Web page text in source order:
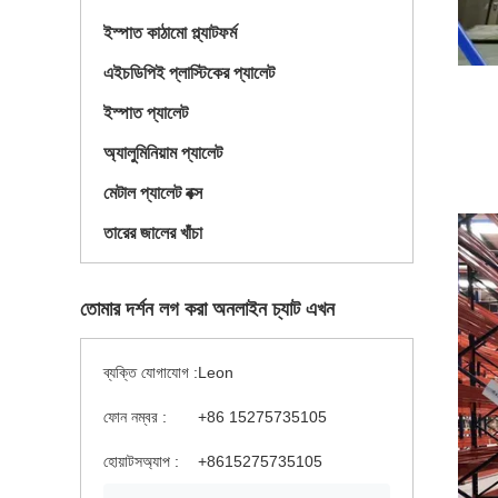
ইস্পাত কাঠামো প্ল্যাটফর্ম
এইচডিপিই প্লাস্টিকের প্যালেট
ইস্পাত প্যালেট
অ্যালুমিনিয়াম প্যালেট
মেটাল প্যালেট বক্স
তারের জালের খাঁচা
তোমার দর্শন লগ করা অনলাইন চ্যাট এখন
ব্যক্তি যোগাযোগ :Leon
ফোন নম্বর : +86 15275735105
হোয়াটসঅ্যাপ : +8615275735105